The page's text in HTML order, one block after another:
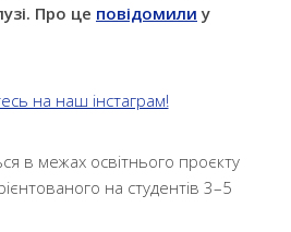
Про це повідомили у
на наш інстаграм!
в межах освітнього проєкту
на студентів 3–5